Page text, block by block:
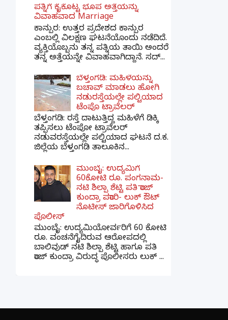
ಪತ್ನಿಗೆ ಕೈಕೊಟ್ಟ ಭೂಪ ಅತ್ತೆಯನ್ನು
ವಿವಾಹವಾದ Marriage
ಕಾನ್ಪುರ: ಉತ್ತರ ಪ್ರದೇಶದ ಕಾನ್ಪುರ
ಎಂಬಲ್ಲಿ ವಿಲಕ್ಷಣ ಘಟನೆಯೊಂದು ನಡೆದಿದೆ.
ವ್ಯಕ್ತಿಯೊಬ್ಬನು ತನ್ನ ಪತ್ನಿಯ ತಾಯಿ ಅಂದರೆ
ತನ್ನ ಅತ್ತೆಯನ್ನೇ ವಿವಾಹವಾಗಿದ್ದಾನೆ. ಸದ್...
ಬೆಳ್ತಂಗಡಿ: ಮಹಿಳೆಯನ್ನು
ಬಚಾವ್ ಮಾಡಲು ಹೋಗಿ
ನಡುರಸ್ತೆಯಲ್ಲೇ ಪಲ್ಟಿಯಾದ
ಟೆಂಪೊ ಟ್ರಾವೆಲರ್
ಬೆಳ್ತಂಗಡಿ: ರಸ್ತೆ ದಾಟುತ್ತಿದ್ದ ಮಹಿಳೆಗೆ ಡಿಕ್ಕಿ
ತಪ್ಪಿಸಲು ಟೆಂಪೋ ಟ್ರಾವೆಲರ್
ನಡುವರಸ್ತೆಯಲ್ಲೇ ಪಲ್ಟಿಯಾದ ಘಟನೆ ದ.ಕ.
ಜಿಲ್ಲೆಯ ಬೆಳ್ತಂಗಡಿ ತಾಲೂಕಿನ...
ಮುಂಬೈ: ಉದ್ಯಮಿಗೆ
60ಕೋಟಿ ರೂ. ಪಂಗನಾಮ-
ನಟಿ ಶಿಲ್ಪಾ ಶೆಟ್ಟಿ ಪತಿ ರಾಜ್
ಕುಂದ್ರಾ ಪರಾರಿ- ಲುಕ್ ಔಟ್
ನೊಟೀಸ್ ಜಾರಿಗೊಳಿಸಿದ
ಪೊಲೀಸ್
ಮುಂಬೈ: ಉದ್ಯಮಿಯೋರ್ವರಿಗೆ 60 ಕೋಟಿ
ರೂ. ವಂಚನೆಗೈದಿರುವ ಆರೋಪದಲ್ಲಿ
ಬಾಲಿವುಡ್ ನಟಿ ಶಿಲ್ಪಾ ಶೆಟ್ಟಿ ಹಾಗೂ ಪತಿ
ರಾಜ್ ಕುಂದ್ರಾ ವಿರುದ್ಧ ಪೊಲೀಸರು ಲುಕ್ ...